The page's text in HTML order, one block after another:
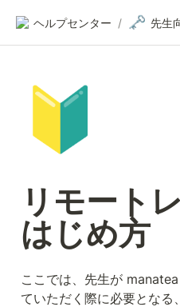
ヘルプセンター / 🗝️ 先生
🔰
リモート
はじめ方
ここでは、先生が
ていただく際に必要となる